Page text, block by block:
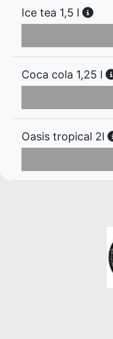
Ice tea 1,5 l
Coca cola 1,25 l
Oasis tropical 2l